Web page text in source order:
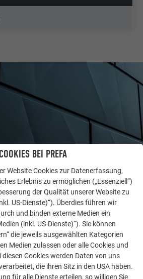
zeigt, wie vielseitig
werden kann. Entdecken Sie
Projekte mit den langlebigen
für Dach, Solar und
BEI PREFA
Website Cookies zur Datenerfassung,
Erlebnis zu ermöglichen („Essenziell“)
der Qualität unserer Website zu
US-Dienste)“). Überdies führen wir
und binden externe Medien ein
(inkl. US-Dienste)“). Sie können
die jeweils ausgewählten Kategorien
Medien zulassen oder alle Cookies und
diesen Cookies werden Daten von uns
die ihren Sitz in den USA haben.
für alle Dienste erteilen, so willigen Sie